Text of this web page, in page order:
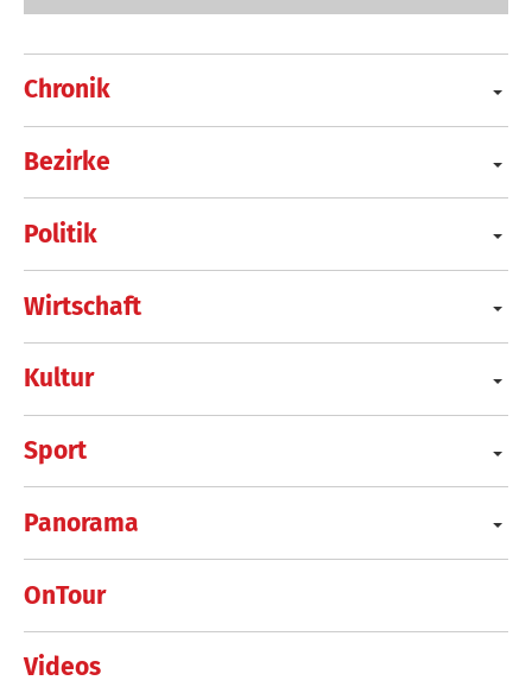
Chronik
Bezirke
Politik
Wirtschaft
Kultur
Sport
Panorama
OnTour
Videos